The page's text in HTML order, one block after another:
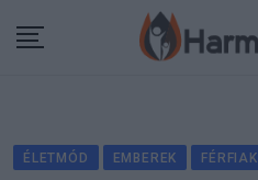
ÉLETMÓD EMBEREK FÉRFIAK